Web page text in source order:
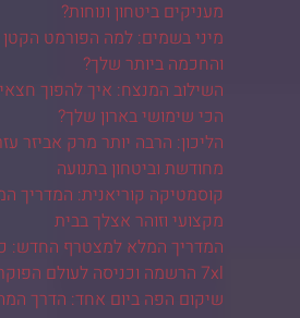
מעניקים ביטחון ונוחות?
מיני בשמים: למה הפורמט הקטן
והחכמה ביותר שלך?
השילוב המנצח: איך להפוך
הכי שימושי בארון שלך?
הליכון: הרבה יותר מרק אביזר
מחודשת וביטחון בתנועה
קוסמטיקה קוריאנית: המדריך
מקצועי וזוהר אצלך בבית
המדריך המלא למצטרף החדש:
7xl הרשמה וכניסה לעולם הפוקר המקצועי
שיקום הפה ביום אחד: הדרך